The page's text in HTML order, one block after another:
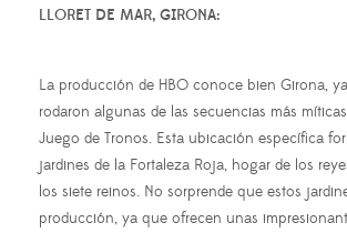
LLORET DE MAR, GIRONA:
La producción de HBO conoce bien Girona,
rodaron algunas de las secuencias más
Juego de Tronos. Esta ubicación específica
jardines de la Fortaleza Roja, hogar de los
los siete reinos. No sorprende que estos
producción, ya que ofrecen unas